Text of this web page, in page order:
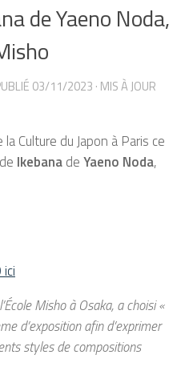
de Yaeno Noda,
03/11/2023 · MIS À JOUR
Culture du Japon à Paris ce
Ikebana de Yaeno Noda,
Misho à Osaka, a choisi «
d’exposition afin d’exprimer
styles de compositions